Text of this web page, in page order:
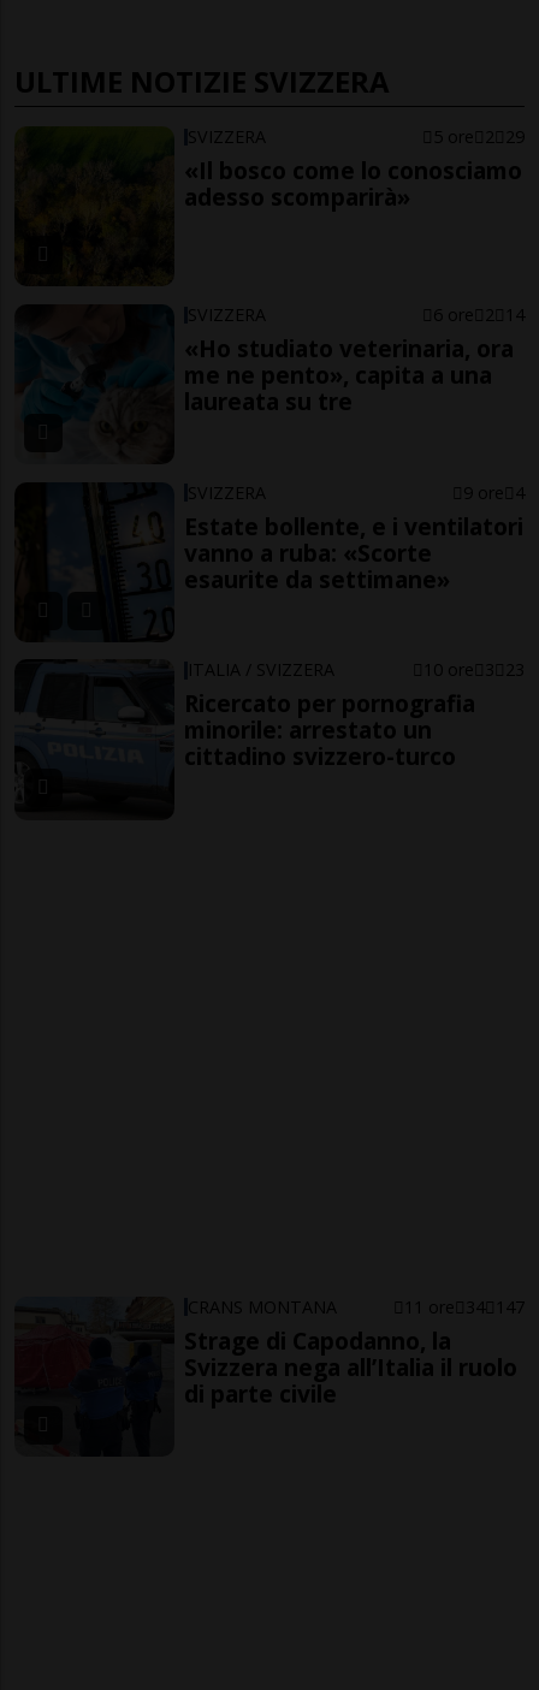
ULTIME NOTIZIE SVIZZERA
SVIZZERA 5 ore 2 29
«Il bosco come lo conosciamo
adesso scomparirà»
SVIZZERA 6 ore 2 14
«Ho studiato veterinaria, ora
me ne pento», capita a una
laureata su tre
SVIZZERA 9 ore 4
Estate bollente, e i ventilatori
vanno a ruba: «Scorte
esaurite da settimane»
ITALIA / SVIZZERA 10 ore 3 23
Ricercato per pornografia
minorile: arrestato un
cittadino svizzero-turco
CRANS MONTANA 11 ore 34 147
Strage di Capodanno, la
Svizzera nega all’Italia il ruolo
di parte civile